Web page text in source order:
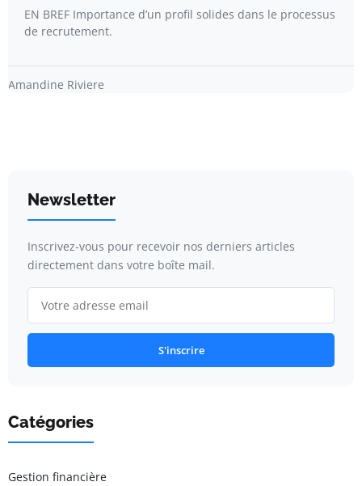
EN BREF Importance d’un profil solides dans le processus
de recrutement.
Amandine Riviere
Newsletter
Inscrivez-vous pour recevoir nos derniers articles
directement dans votre boîte mail.
S'inscrire
Catégories
Gestion financière